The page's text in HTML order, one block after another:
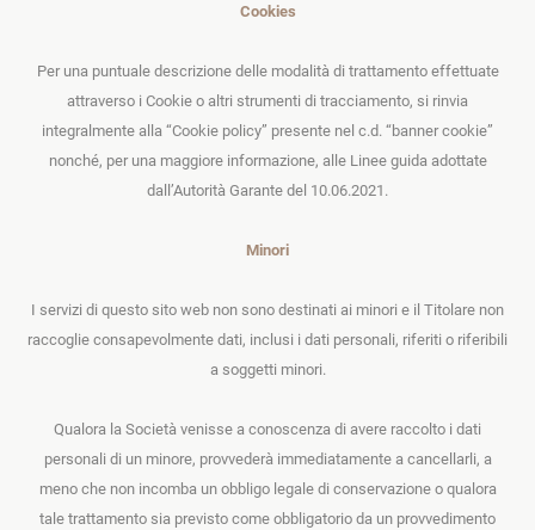
Cookies
Per una puntuale descrizione delle modalità di trattamento effettuate
attraverso i Cookie o altri strumenti di tracciamento, si rinvia
integralmente alla “Cookie policy” presente nel c.d. “banner cookie”
nonché, per una maggiore informazione, alle Linee guida adottate
dall’Autorità Garante del 10.06.2021.
Minori
I servizi di questo sito web non sono destinati ai minori e il Titolare non
raccoglie consapevolmente dati, inclusi i dati personali, riferiti o riferibili
a soggetti minori.
Qualora la Società venisse a conoscenza di avere raccolto i dati
personali di un minore, provvederà immediatamente a cancellarli, a
meno che non incomba un obbligo legale di conservazione o qualora
tale trattamento sia previsto come obbligatorio da un provvedimento